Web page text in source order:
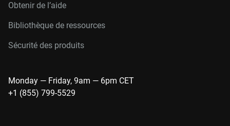
Obtenir de l’aide
Bibliothèque de ressources
Sécurité des produits
Monday — Friday, 9am — 6pm CET
+1 (855) 799-5529